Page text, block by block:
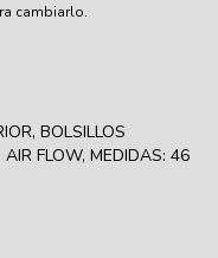
cambiarlo.
BOLSILLOS
FLOW, MEDIDAS: 46